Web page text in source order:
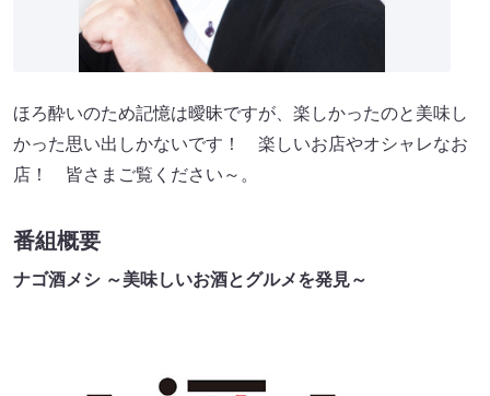
ほろ酔いのため記憶は曖昧ですが、楽しかったのと美味し
かった思い出しかないです！ 楽しいお店やオシャレなお
店！ 皆さまご覧ください～。
番組概要
ナゴ酒メシ ～美味しいお酒とグルメを発見～